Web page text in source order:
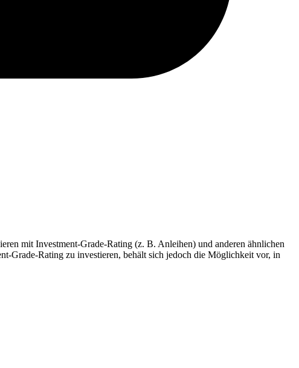
mit Investment-Grade-Rating (z. B. Anleihen) und anderen ähnlichen
Grade-Rating zu investieren, behält sich jedoch die Möglichkeit vor, in